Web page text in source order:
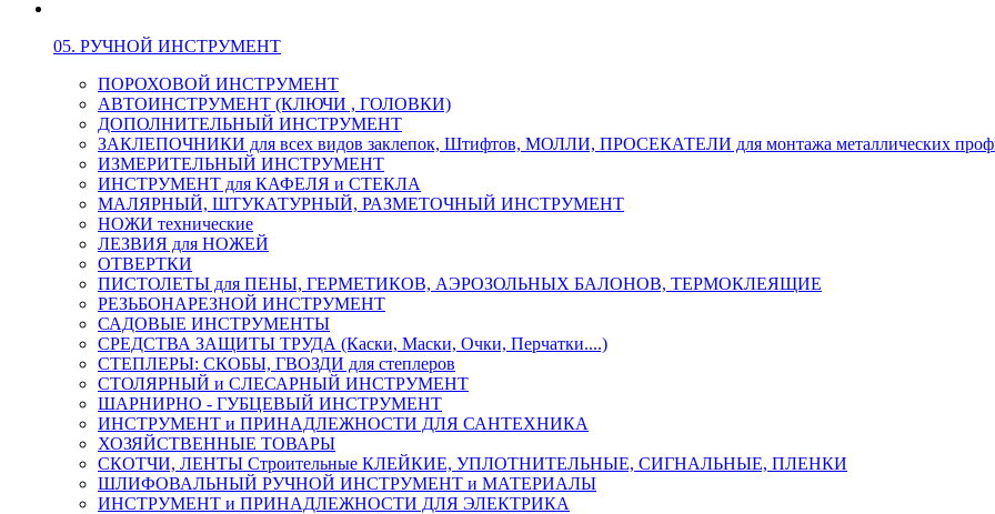
05. РУЧНОЙ ИНСТРУМЕНТ
ПОРОХОВОЙ ИНСТРУМЕНТ
АВТОИНСТРУМЕНТ (КЛЮЧИ , ГОЛОВКИ)
ДОПОЛНИТЕЛЬНЫЙ ИНСТРУМЕНТ
ЗАКЛЕПОЧНИКИ для всех видов заклепок, Штифтов, МОЛЛИ, ПРОСЕКАТЕЛИ для монтажа металлических
ИЗМЕРИТЕЛЬНЫЙ ИНСТРУМЕНТ
ИНСТРУМЕНТ для КАФЕЛЯ и СТЕКЛА
МАЛЯРНЫЙ, ШТУКАТУРНЫЙ, РАЗМЕТОЧНЫЙ ИНСТРУМЕНТ
НОЖИ технические
ЛЕЗВИЯ для НОЖЕЙ
ОТВЕРТКИ
ПИСТОЛЕТЫ для ПЕНЫ, ГЕРМЕТИКОВ, АЭРОЗОЛЬНЫХ БАЛОНОВ, ТЕРМОКЛЕЯЩИЕ
РЕЗЬБОНАРЕЗНОЙ ИНСТРУМЕНТ
САДОВЫЕ ИНСТРУМЕНТЫ
СРЕДСТВА ЗАЩИТЫ ТРУДА (Каски, Маски, Очки, Перчатки....)
СТЕПЛЕРЫ: СКОБЫ, ГВОЗДИ для степлеров
СТОЛЯРНЫЙ и СЛЕСАРНЫЙ ИНСТРУМЕНТ
ШАРНИРНО - ГУБЦЕВЫЙ ИНСТРУМЕНТ
ИНСТРУМЕНТ и ПРИНАДЛЕЖНОСТИ ДЛЯ САНТЕХНИКА
ХОЗЯЙСТВЕННЫЕ ТОВАРЫ
СКОТЧИ, ЛЕНТЫ Строительные КЛЕЙКИЕ, УПЛОТНИТЕЛЬНЫЕ, СИГНАЛЬНЫЕ, ПЛЕНКИ
ШЛИФОВАЛЬНЫЙ РУЧНОЙ ИНСТРУМЕНТ и МАТЕРИАЛЫ
ИНСТРУМЕНТ и ПРИНАДЛЕЖНОСТИ ДЛЯ ЭЛЕКТРИКА